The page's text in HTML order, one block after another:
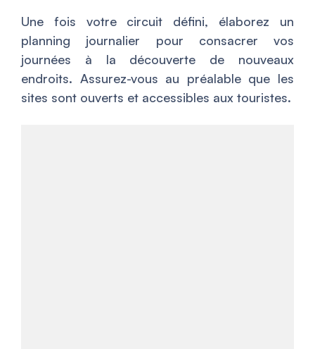
Une fois votre circuit défini, élaborez un
planning journalier pour consacrer vos
journées à la découverte de nouveaux
endroits. Assurez-vous au préalable que les
sites sont ouverts et accessibles aux touristes.